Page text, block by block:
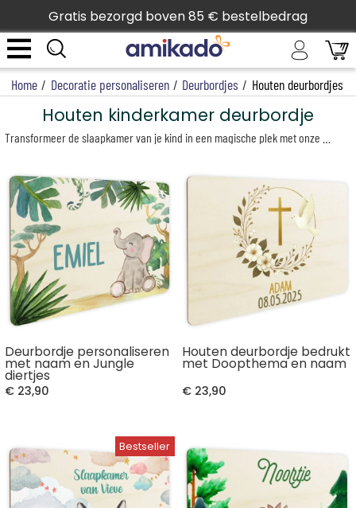
Gratis bezorgd boven 85 € bestelbedrag
Home / Decoratie personaliseren / Deurbordjes / Houten deurbordjes
Houten kinderkamer deurbordje
Deurbordje personaliseren
met naam en Jungle
diertjes
€ 23,90
Houten deurbordje bedrukt
met Doopthema en naam
€ 23,90